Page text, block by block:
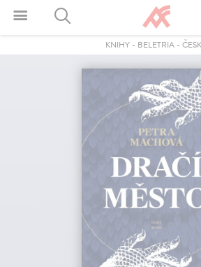
KNIHY - BELETRIA -